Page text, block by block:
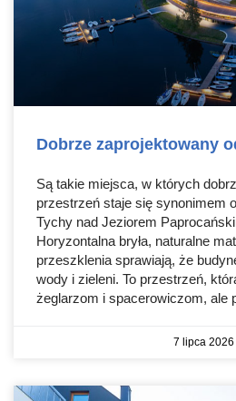
Dobrze zaprojektowany
Są takie miejsca, w których
przestrzeń staje się synonimem
Tychy nad Jeziorem
Horyzontalna bryła, naturalne
przeszklenia sprawiają, że
wody i zieleni. To przestrzeń,
żeglarzom i spacerowiczom, ale
7 lipca 2026